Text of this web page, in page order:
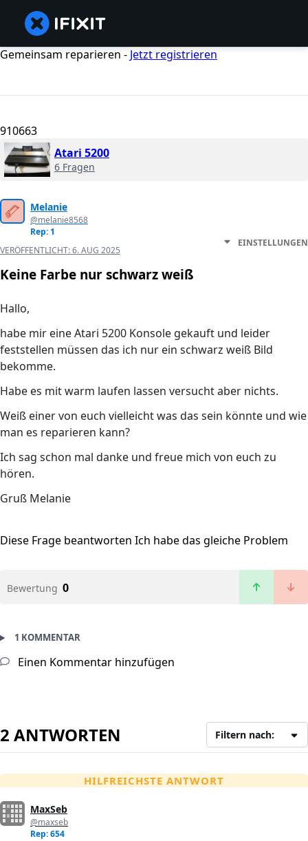
Gemeinsam reparieren - Jetzt registrieren
910663
Atari 5200
6 Fragen
Melanie
@melanie8568
Rep: 1
VERÖFFENTLICHT:6. AUG 2025
EINSTELLUNGEN
Keine Farbe nur schwarz weiß
Hallo,
habe mir eine Atari 5200 Konsole gekauft und leider
feststellen müssen das ich nur ein schwarz weiß Bild
bekomme.
Habe es mit warm laufen lassen versucht aber nichts.
Weiß einer von euch vielleicht was das sein könnte und wie
man es reparieren kann?
Ich sag schon mal danke und freue mich von euch zu
hören.
Gruß Melanie
Diese Frage beantworten Ich habe das gleiche Problem
Bewertung 0
1 KOMMENTAR
Einen Kommentar hinzufügen
2 ANTWORTEN Filtern nach:
HILFREICHSTE ANTWORT
MaxSeb
@maxseb
Rep: 654